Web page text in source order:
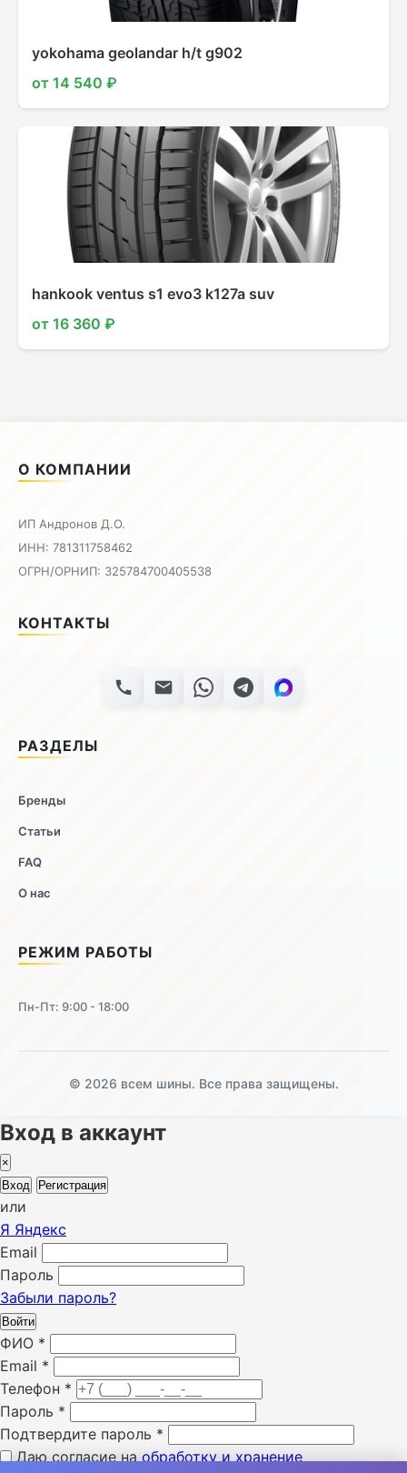
yokohama geolandar h/t g902
от 14 540 ₽
hankook ventus s1 evo3 k127a suv
от 16 360 ₽
О КОМПАНИИ
ИП Андронов Д.О.
ИНН: 781311758462
ОГРН/ОРНИП: 325784700405538
КОНТАКТЫ
РАЗДЕЛЫ
Бренды
Статьи
FAQ
О нас
РЕЖИМ РАБОТЫ
Пн-Пт: 9:00 - 18:00
© 2026 всем шины. Все права защищены.
Вход в аккаунт
×
Вход
Регистрация
или
Я Яндекс
Email
Пароль
Забыли пароль?
Войти
ФИО *
Email *
Телефон *
Пароль *
Подтвердите пароль *
Даю согласие на обработку и хранение